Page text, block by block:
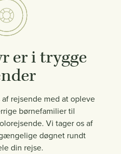
er i trygge
rejsende med at opleve
børnefamilier til
Vi tager os af
døgnet rundt
din rejse.